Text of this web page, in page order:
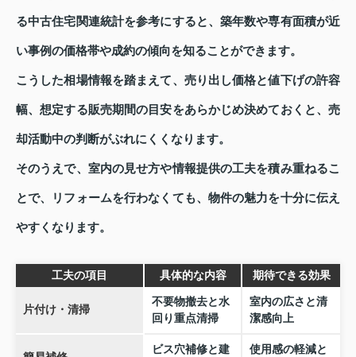
る中古住宅関連統計を参考にすると、築年数や専有面積が近
い事例の価格帯や成約の傾向を知ることができます。
こうした相場情報を踏まえて、売り出し価格と値下げの許容
幅、想定する販売期間の目安をあらかじめ決めておくと、売
却活動中の判断がぶれにくくなります。
そのうえで、室内の見せ方や情報提供の工夫を積み重ねるこ
とで、リフォームを行わなくても、物件の魅力を十分に伝え
やすくなります。
工夫の項目 具体的な内容 期待できる効果
片付け・清掃
不要物撤去と水
回り重点清掃
室内の広さと清
潔感向上
ビス穴補修と建 使用感の軽減と